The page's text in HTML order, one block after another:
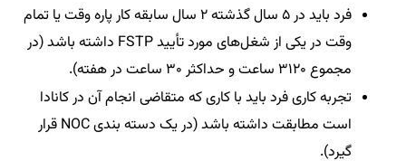
فرد باید در ۵ سال گذشته ۲ سال سابقه کار پاره وقت یا تمام
وقت در یکی از شغل‌های مورد تأیید FSTP داشته باشد (در
مجموع ۳۱۲۰ ساعت و حداکثر ۳۰ ساعت در هفته).
تجربه کاری فرد باید با کاری که متقاضی انجام آن در کانادا
است مطابقت داشته باشد (در یک دسته بندی NOC قرار
گیرد).